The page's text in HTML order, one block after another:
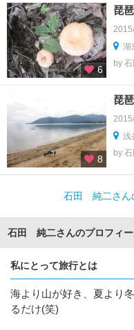
6
琵
湖
by
8
琵
浅
by
石田 純二さん
石田 純二さんのプロフィ
私にとって旅行とは
海より山が好き、夏より
るだけ(笑)